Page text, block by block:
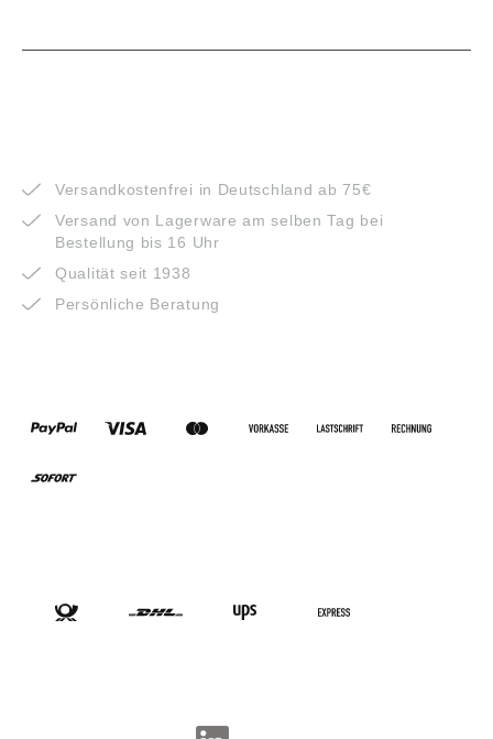
Versandkostenfrei in Deutschland ab 75€
Versand von Lagerware am selben Tag bei
Bestellung bis 16 Uhr
Qualität seit 1938
Persönliche Beratung